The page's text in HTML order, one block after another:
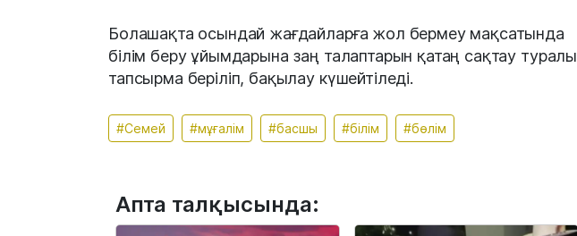
Болашақта осындай жағдайларға жол бермеу мақсатында
білім беру ұйымдарына заң талаптарын қатаң сақтау туралы
тапсырма беріліп, бақылау күшейтіледі.
#Семей #мұғалім #басшы #білім #бөлім
Апта талқысында: